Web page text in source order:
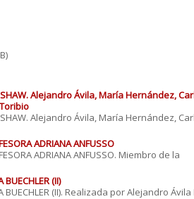
SHAW. Alejandro Ávila, María Hernández,
SHAW. Alejandro Ávila, María Hernández,
ADRIANA ANFUSSO
ADRIANA ANFUSSO. Miembro de la
BUECHLER (II)
BUECHLER (II). Realizada por Alejandro Ávila